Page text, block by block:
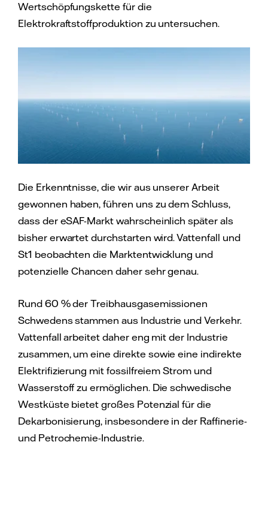
Wertschöpfungskette für die
Elektrokraftstoffproduktion zu untersuchen.
Die Erkenntnisse, die wir aus unserer Arbeit
gewonnen haben, führen uns zu dem Schluss,
dass der eSAF-Markt wahrscheinlich später als
bisher erwartet durchstarten wird. Vattenfall und
St1 beobachten die Marktentwicklung und
potenzielle Chancen daher sehr genau.
Rund 60 % der Treibhausgasemissionen
Schwedens stammen aus Industrie und Verkehr.
Vattenfall arbeitet daher eng mit der Industrie
zusammen, um eine direkte sowie eine indirekte
Elektrifizierung mit fossilfreiem Strom und
Wasserstoff zu ermöglichen. Die schwedische
Westküste bietet großes Potenzial für die
Dekarbonisierung, insbesondere in der Raffinerie-
und Petrochemie-Industrie.